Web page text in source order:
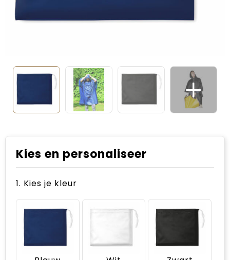
Zomergeschenken
Kies en personaliseer
1. Kies je kleur